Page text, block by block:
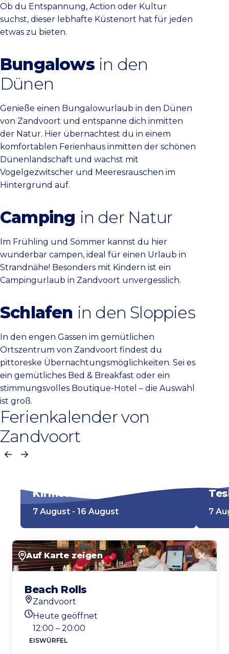
Ob du Entspannung, Action oder Kultur
suchst, dieser lebhafte Küstenort hat für jeden
etwas zu bieten.
Bungalows in den
Dünen
Genieße einen Bungalowurlaub in den Dünen
von Zandvoort und entspanne dich inmitten
der Natur. Hier übernachtest du in einem
komfortablen Ferienhaus inmitten der schönen
Dünenlandschaft und wachst mit
Vogelgezwitscher und Meeresrauschen im
Hintergrund auf.
Camping in der Natur
Im Frühling und Sommer kannst du hier
wunderbar campen, ideal für einen Urlaub in
Strandnähe! Besonders mit Kindern ist ein
Campingurlaub in Zandvoort unvergesslich.
Schlafen in den Sloppies
In den engen Gassen im gemütlichen
Ortszentrum von Zandvoort findest du
pittoreske Übernachtungsmöglichkeiten. Sei es
ein gemütliches Bed & Breakfast oder ein
stimmungsvolles Boutique-Hotel – die Auswahl
ist groß.
Ferienkalender von
Zandvoort
Vorherige
Nächste
Kirmes
7 August - 16 August 7
Auf Karte zeigen
Beach Rolls
Standort
Zandvoort
Heutigen Öffnungszeiten
Heute geöffnet
12:00 – 20:00
EISWÜRFEL